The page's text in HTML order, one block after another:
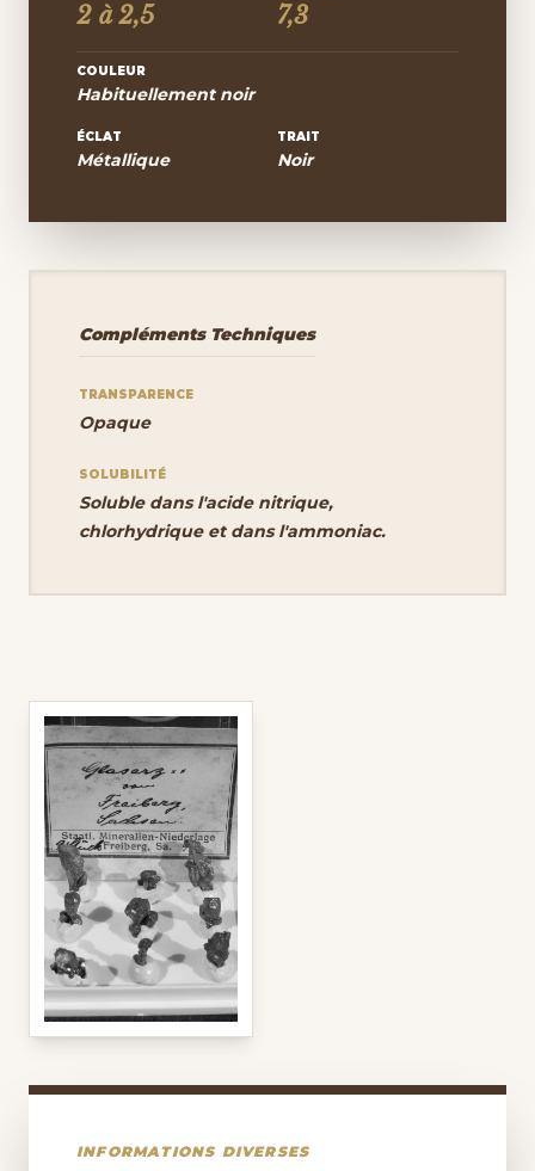
2 à 2,5 7,3
COULEUR
Habituellement noir
ÉCLAT
Métallique
TRAIT
Noir
Compléments Techniques
TRANSPARENCE
Opaque
SOLUBILITÉ
Soluble dans l'acide nitrique,
chlorhydrique et dans l'ammoniac.
INFORMATIONS DIVERSES